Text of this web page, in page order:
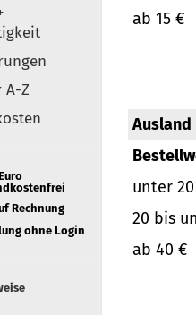
A-Z
Rechnung
ohne Login
ab 15 €
Ausland
unter
20 bis
ab 40 €